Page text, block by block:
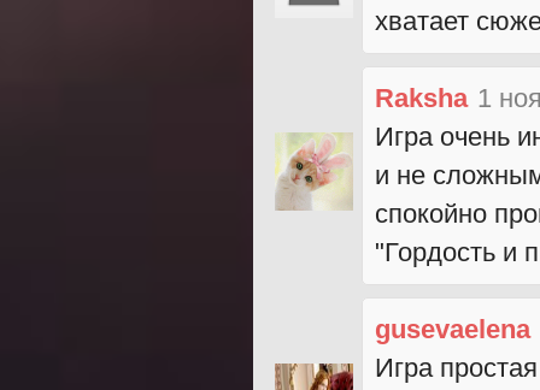
хватает
Raksha 1
Игра очень
и не
спокойно
"Гордость и
gusevaelena
Игра